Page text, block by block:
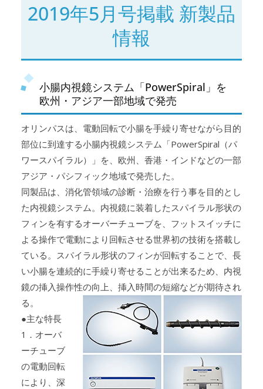
2019年5月号掲載 新製品
情報
小腸内視鏡システム「PowerSpiral」を
欧州・アジア一部地域で発売
オリンパスは、電動回転で小腸を手繰り寄せながら目的
部位に到達する小腸内視鏡システム「PowerSpiral（パ
ワースパイラル）」を、欧州、香港・インドなどの一部
アジア・パシフィック地域で発売した。
同製品は、消化管領域の診断・治療を行う事を目的とし
た内視鏡システム。内視鏡に装着したスパイラル形状の
フィンを有するオーバーチューブを、フットスイッチに
よる操作で電動により回転させる世界初の技術を搭載し
ている。スパイラル形状のフィンが回転することで、長
い小腸を連続的に手繰り寄せることが出来るため、内視
鏡の挿入操作性の向上、挿入時間の短縮などが期待され
る。
●主な特長
1．オーバ
ーチューブ
の電動回転
により、深